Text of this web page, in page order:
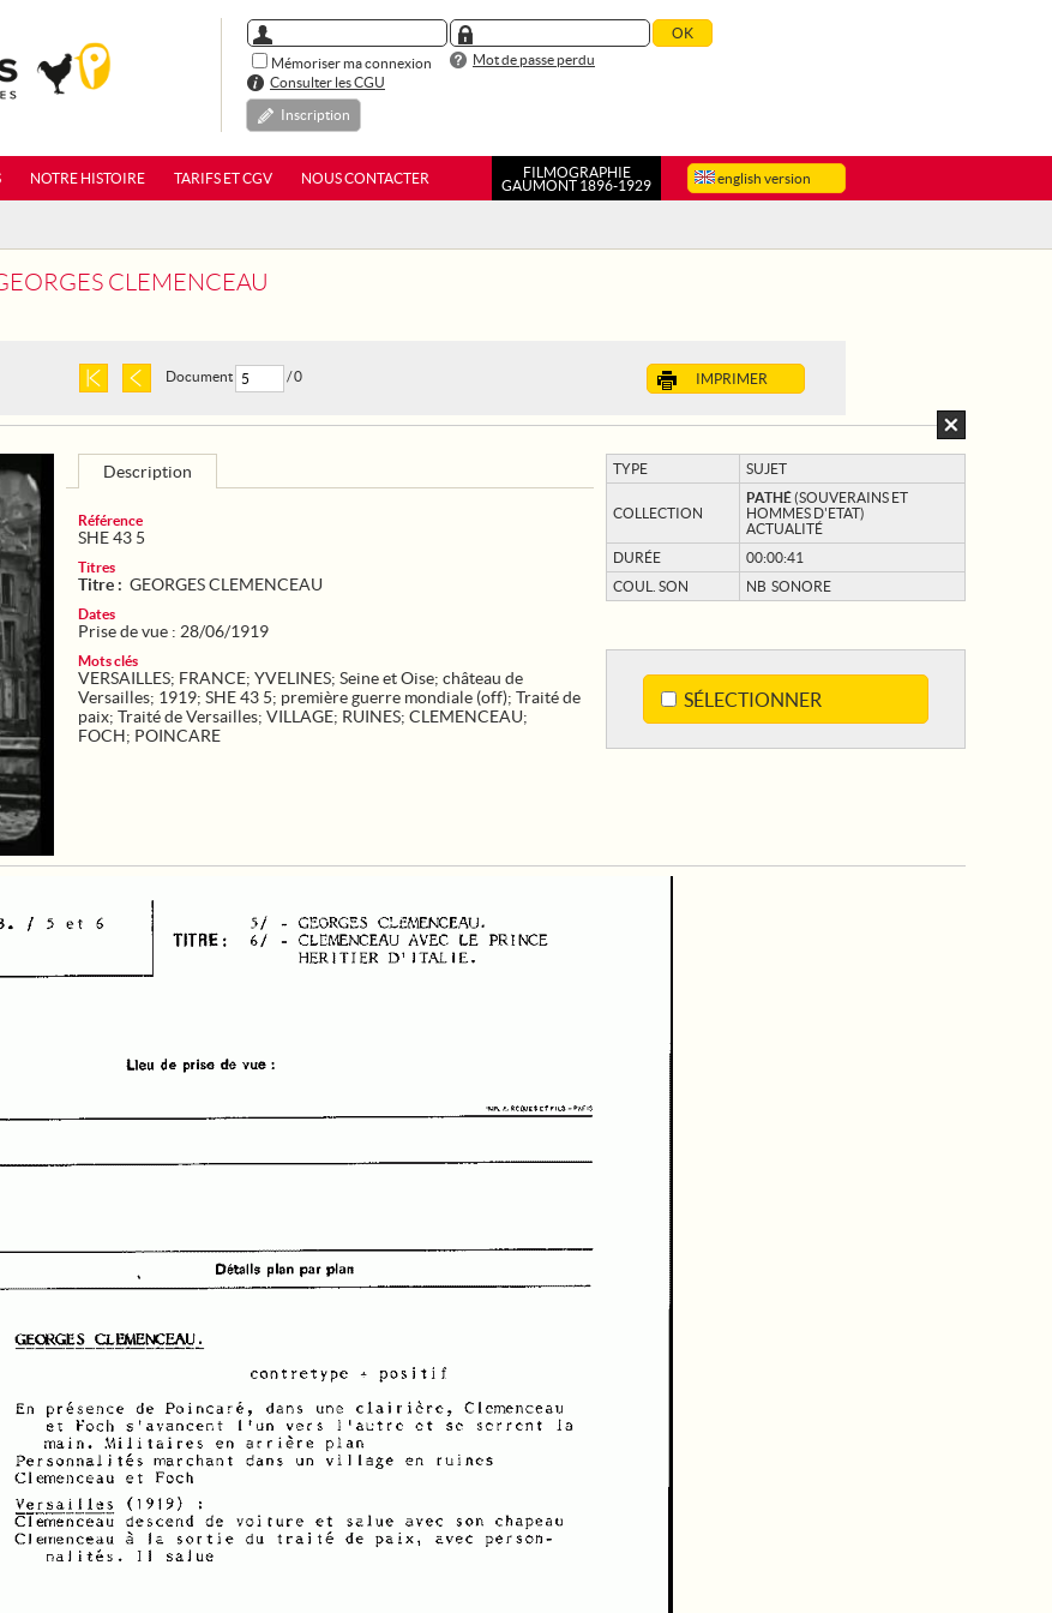
Mémoriser ma connexion
Mot de passe perdu
Consulter les CGU
Inscription
english version
NOTRE HISTOIRE TARIFS ET CGV NOUS CONTACTER
FILMOGRAPHIE
GAUMONT 1896-1929
CLEMENCEAU
IMPRIMER
Document / 0
TYPE SUJET
COLLECTION
PATHÉ(SOUVERAINS ET
HOMMES D'ETAT)
ACTUALITÉ
DURÉE
00:00:41
COUL. SON
NB SONORE
SÉLECTIONNER
Description
Référence
SHE 43 5
Titres
Titre : GEORGES CLEMENCEAU
Dates
Prise de vue : 28/06/1919
Mots clés
VERSAILLES; FRANCE; YVELINES; Seine et Oise; château de
Versailles; 1919; SHE 43 5; première guerre mondiale (off); Traité de
paix; Traité de Versailles; VILLAGE; RUINES; CLEMENCEAU;
FOCH; POINCARE